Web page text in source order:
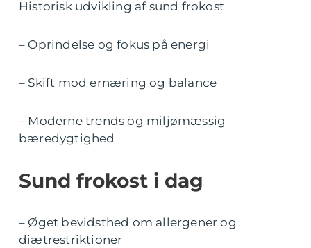
Historisk udvikling af sund frokost
– Oprindelse og fokus på energi
– Skift mod ernæring og balance
– Moderne trends og miljømæssig
bæredygtighed
Sund frokost i dag
– Øget bevidsthed om allergener og
diætrestriktioner